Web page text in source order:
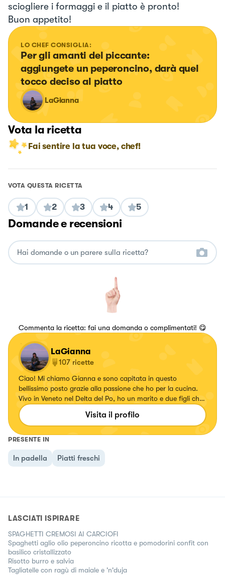
sciogliere i formaggi e il piatto è pronto!
Buon appetito!
LO CHEF CONSIGLIA:
Per gli amanti del piccante:
aggiungete un peperoncino, darà quel
tocco deciso al piatto
LaGianna
Vota la ricetta
Fai sentire la tua voce, chef!
VOTA QUESTA RICETTA
1 2 3 4 5
Domande e recensioni
Commenta la ricetta: fai una domanda o complimentati! 😋
LaGianna
107 ricette
Ciao! Mi chiamo Gianna e sono capitata in questo
bellissimo posto grazie alla passione che ho per la cucina.
Vivo in Veneto nel Delta del Po, ho un marito e due figli che
sono i miei giudici a tavola e che apprezzano quello che
preparo loro. Inizia così questa inaspettata nuova
Visita il profilo
PRESENTE IN
In padella Piatti freschi
LASCIATI ISPIRARE
SPAGHETTI CREMOSI AI CARCIOFI
Spaghetti aglio olio peperoncino ricotta e pomodorini confit con
basilico cristallizzato
Risotto burro e salvia
Tagliatelle con ragù di maiale e 'n'duja